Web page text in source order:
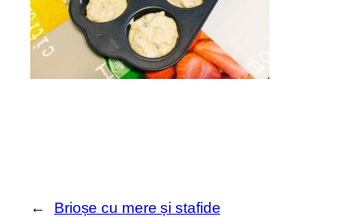
← Brioșe cu mere și stafide